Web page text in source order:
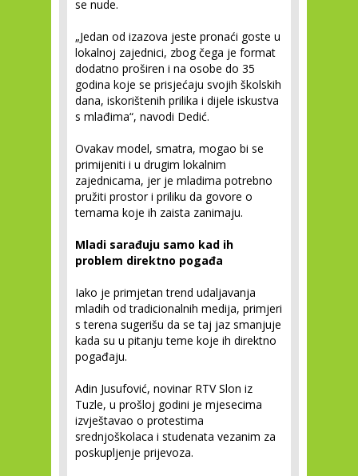
se nude.
„Jedan od izazova jeste pronaći goste u
lokalnoj zajednici, zbog čega je format
dodatno proširen i na osobe do 35
godina koje se prisjećaju svojih školskih
dana, iskorištenih prilika i dijele iskustva
s mlađima“, navodi Dedić.
Ovakav model, smatra, mogao bi se
primijeniti i u drugim lokalnim
zajednicama, jer je mladima potrebno
pružiti prostor i priliku da govore o
temama koje ih zaista zanimaju.
Mladi sarađuju samo kad ih
problem direktno pogađa
Iako je primjetan trend udaljavanja
mladih od tradicionalnih medija, primjeri
s terena sugerišu da se taj jaz smanjuje
kada su u pitanju teme koje ih direktno
pogađaju.
Adin Jusufović, novinar RTV Slon iz
Tuzle, u prošloj godini je mjesecima
izvještavao o protestima
srednjoškolaca i studenata vezanim za
poskupljenje prijevoza.